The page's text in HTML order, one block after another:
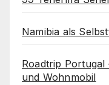
Namibia als
Roadtrip
und Wohnmobil